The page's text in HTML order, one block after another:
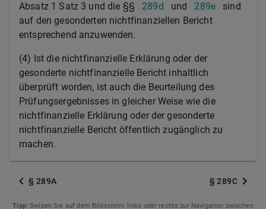
Absatz 1 Satz 3 und die §§ 289d und 289e
sind
auf den gesonderten nichtfinanziellen Bericht
entsprechend anzuwenden.
(4) Ist die nichtfinanzielle Erklärung oder der
gesonderte nichtfinanzielle Bericht inhaltlich
überprüft worden, ist auch die Beurteilung des
Prüfungsergebnisses in gleicher Weise wie die
nichtfinanzielle Erklärung oder der gesonderte
nichtfinanzielle Bericht öffentlich zugänglich zu
machen.
§ 289A § 289C
Tipp: Swipen Sie auf dem Bildschirm links oder rechts zur Navigation zwischen